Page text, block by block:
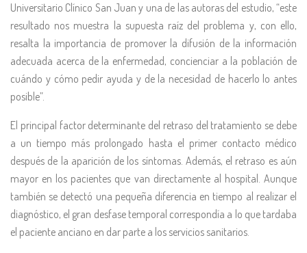
Universitario Clínico San Juan y una de las autoras del estudio, “este
resultado nos muestra la supuesta raíz del problema y, con ello,
resalta la importancia de promover la difusión de la información
adecuada acerca de la enfermedad, concienciar a la población de
cuándo y cómo pedir ayuda y de la necesidad de hacerlo lo antes
posible”.
El principal factor determinante del retraso del tratamiento se debe
a un tiempo más prolongado hasta el primer contacto médico
después de la aparición de los síntomas. Además, el retraso es aún
mayor en los pacientes que van directamente al hospital. Aunque
también se detectó una pequeña diferencia en tiempo al realizar el
diagnóstico, el gran desfase temporal correspondía a lo que tardaba
el paciente anciano en dar parte a los servicios sanitarios.